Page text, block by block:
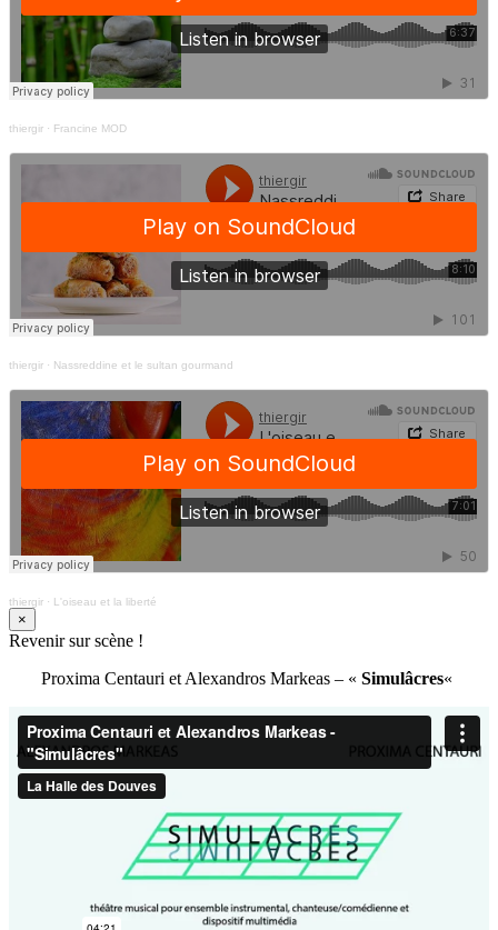
thiergir · Francine MOD
thiergir · Nassreddine et le sultan gourmand
thiergir · L'oiseau et la liberté
×
Revenir sur scène !
Proxima Centauri et Alexandros Markeas – « Simulâcres«